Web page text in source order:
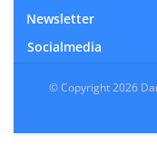
Newsletter
Socialmedia
© Copyright 2026